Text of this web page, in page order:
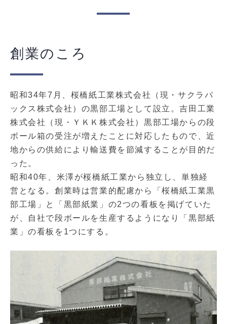
創業のころ
昭和34年7月、桜橋紙工業株式会社（現・サクラパ
ックス株式会社）の黒部工場として設立。吉田工業
株式会社（現・ＹＫＫ株式会社）黒部工場からの段
ボール箱の受注が増えたことに対応したもので、近
地からの供給により輸送費を節減することが目的だ
った。
昭和40年、米澤が桜橋紙工業から独立し、単独経
営となる。創業時は営業的配慮から「桜橋紙工業黒
部工場」と「黒部紙業」の2つの看板を掲げていた
が、自社で段ボールを生産するようになり「黒部紙
業」の看板を1つにする。